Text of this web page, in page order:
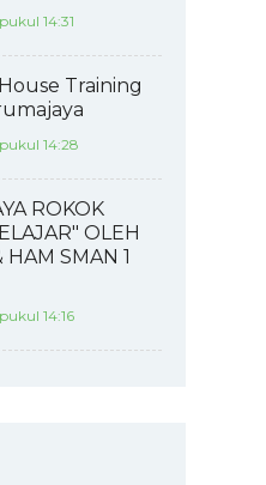
14:31
Training
14:28
ROKOK
OLEH
SMAN 1
14:16